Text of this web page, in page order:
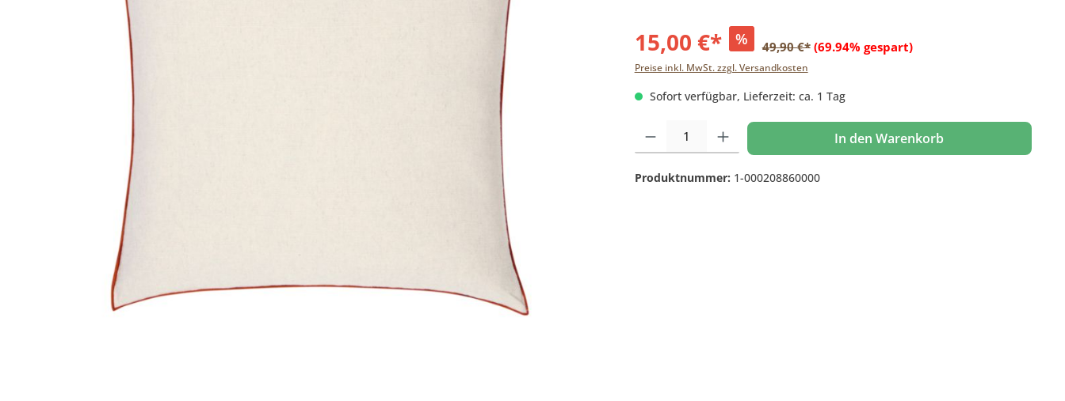
15,00 €* % 49,90 €* (69.94% gespart)
Preise inkl. MwSt. zzgl. Versandkosten
Sofort verfügbar, Lieferzeit: ca. 1 Tag
Produkt Anzahl: Gib den gewünschten Wert ein oder benutze die Schaltflächen um die
In den Warenkorb
Produktnummer: 1-000208860000